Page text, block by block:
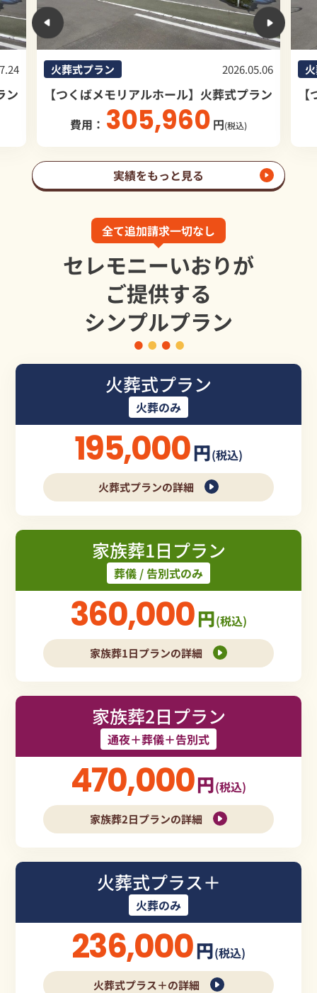
ン
火葬式プラン 2026.01.07
【つくばメモリアルホール】火葬式プラン
費用：256,328 円(税込)
実績をもっと見る
全て追加請求一切なし
セレモニーいおりが
ご提供する
シンプルプラン
火葬式プラン
火葬のみ
195,000円(税込)
火葬式プランの詳細
家族葬1日プラン
葬儀 / 告別式のみ
360,000円(税込)
家族葬1日プランの詳細
家族葬2日プラン
通夜＋葬儀＋告別式
470,000円(税込)
家族葬2日プランの詳細
火葬式プラス＋
火葬のみ
236,000円(税込)
火葬式プラス＋の詳細